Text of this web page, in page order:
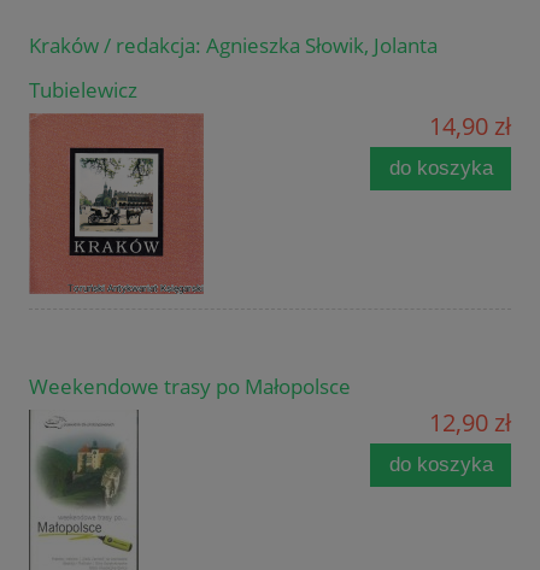
Kraków / redakcja: Agnieszka Słowik, Jolanta
Tubielewicz
14,90 zł
do koszyka
Weekendowe trasy po Małopolsce
12,90 zł
do koszyka